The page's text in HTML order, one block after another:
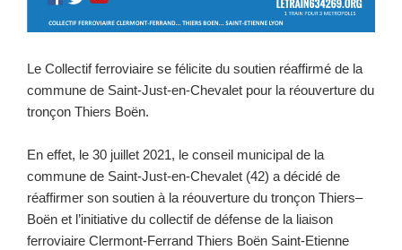
Le Collectif ferroviaire se félicite du soutien réaffirmé de la
commune de Saint-Just-en-Chevalet pour la réouverture du
tronçon Thiers Boën.
En effet, le 30 juillet 2021, le conseil municipal de la
commune de Saint-Just-en-Chevalet (42) a décidé de
réaffirmer son soutien à la réouverture du tronçon Thiers–
Boën et l’initiative du collectif de défense de la liaison
ferroviaire Clermont-Ferrand Thiers Boën Saint-Etienne